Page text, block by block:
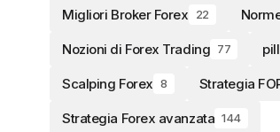
Migliori Broker Forex 22
Nozioni di Forex Trading 77
Scalping Forex 8 Strategia
Strategia Forex avanzata 144